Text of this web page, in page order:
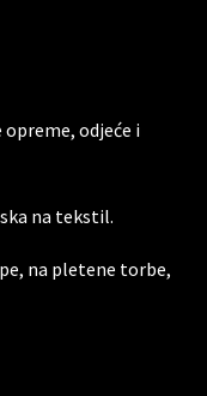
odjeće i
na tekstil.
na pletene torbe,